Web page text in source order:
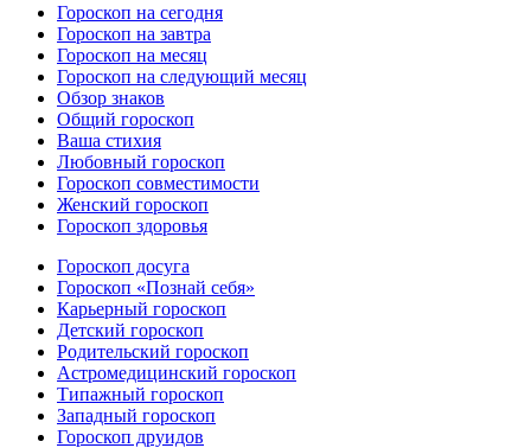
Гороскоп на сегодня
Гороскоп на завтра
Гороскоп на месяц
Гороскоп на следующий месяц
Обзор знаков
Общий гороскоп
Ваша стихия
Любовный гороскоп
Гороскоп совместимости
Женский гороскоп
Гороскоп здоровья
Гороскоп досуга
Гороскоп «Познай себя»
Карьерный гороскоп
Детский гороскоп
Родительский гороскоп
Астромедицинский гороскоп
Типажный гороскоп
Западный гороскоп
Гороскоп друидов